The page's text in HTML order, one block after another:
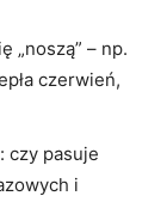
„noszą” – np.
czerwień,
czy pasuje
i